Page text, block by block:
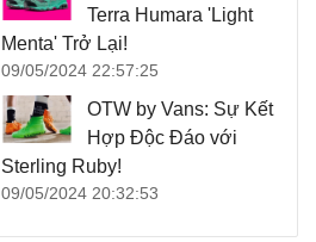
Terra Humara 'Light
Menta' Trở Lại!
09/05/2024 22:57:25
OTW by Vans: Sự Kết
Hợp Độc Đáo với
Sterling Ruby!
09/05/2024 20:32:53